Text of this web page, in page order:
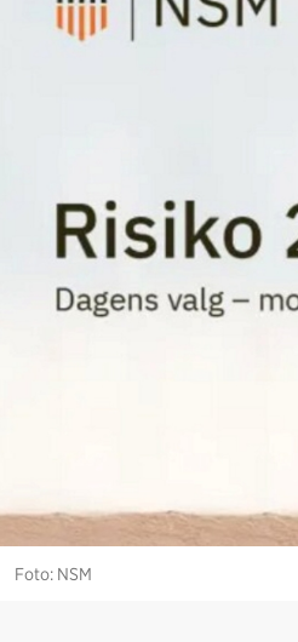
Foto: NSM